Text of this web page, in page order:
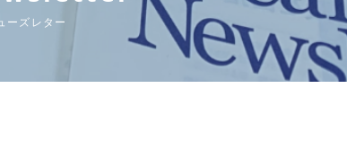
ーズレター